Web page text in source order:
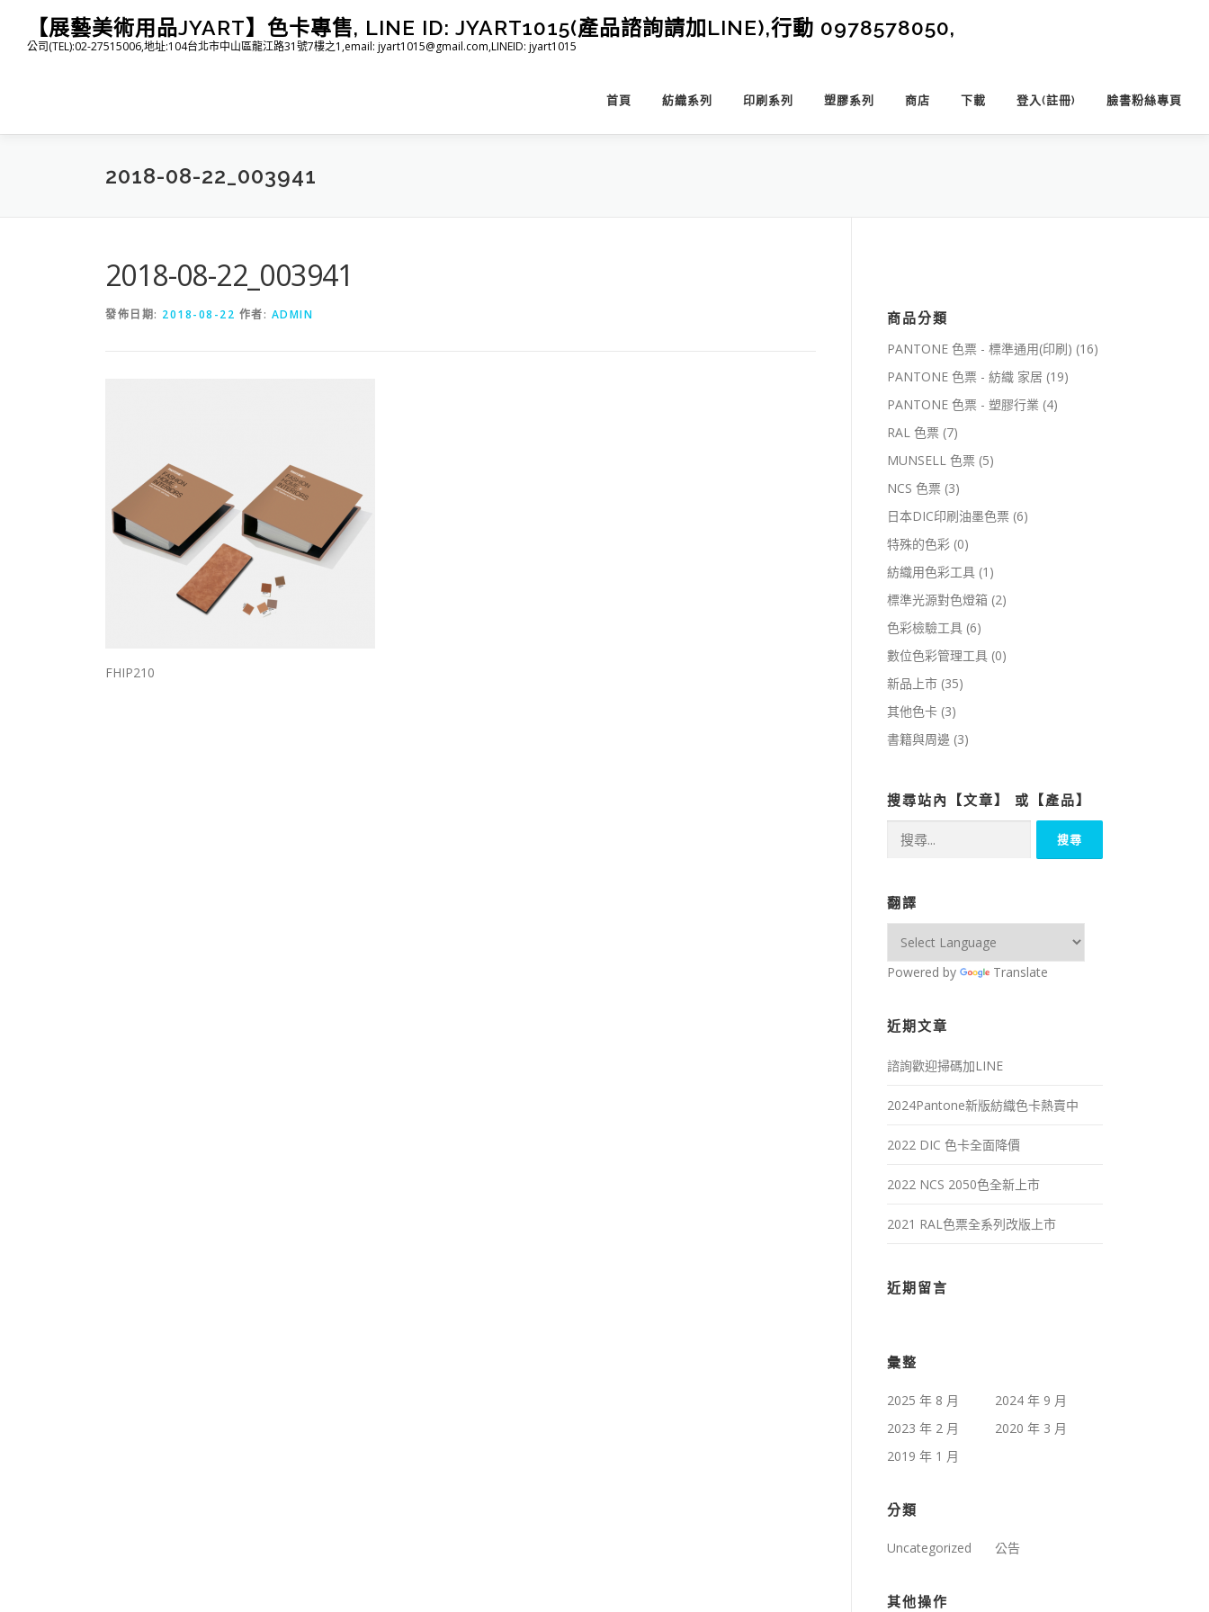
【展藝美術用品JYART】色卡專售, LINE ID: JYART1015(產品諮詢請加LINE),行動 0978578050,
公司(TEL):02-27515006,地址:104台北市中山區龍江路31號7樓之1,email: jyart1015@gmail.com,LINEID: jyart1015
首頁 紡織系列 印刷系列 塑膠系列 商店 下載 登入(註冊) 臉書粉絲專頁
2018-08-22_003941
2018-08-22_003941
發佈日期: 2018-08-22 作者: ADMIN
FHIP210
商品分類
PANTONE 色票 - 標準通用(印刷) (16)
PANTONE 色票 - 紡織 家居 (19)
PANTONE 色票 - 塑膠行業 (4)
RAL 色票 (7)
MUNSELL 色票 (5)
NCS 色票 (3)
日本DIC印刷油墨色票 (6)
特殊的色彩 (0)
紡織用色彩工具 (1)
標準光源對色燈箱 (2)
色彩檢驗工具 (6)
數位色彩管理工具 (0)
新品上市 (35)
其他色卡 (3)
書籍與周邊 (3)
搜尋站內【文章】 或【產品】
鍵
字:
翻譯
Powered by Translate
近期文章
諮詢歡迎掃碼加LINE
2024Pantone新版紡織色卡熱賣中
2022 DIC 色卡全面降價
2022 NCS 2050色全新上市
2021 RAL色票全系列改版上市
近期留言
彙整
2025 年 8 月
2024 年 9 月
2023 年 2 月
2020 年 3 月
2019 年 1 月
分類
Uncategorized 公告
其他操作